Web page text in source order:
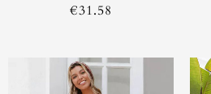
€31.58